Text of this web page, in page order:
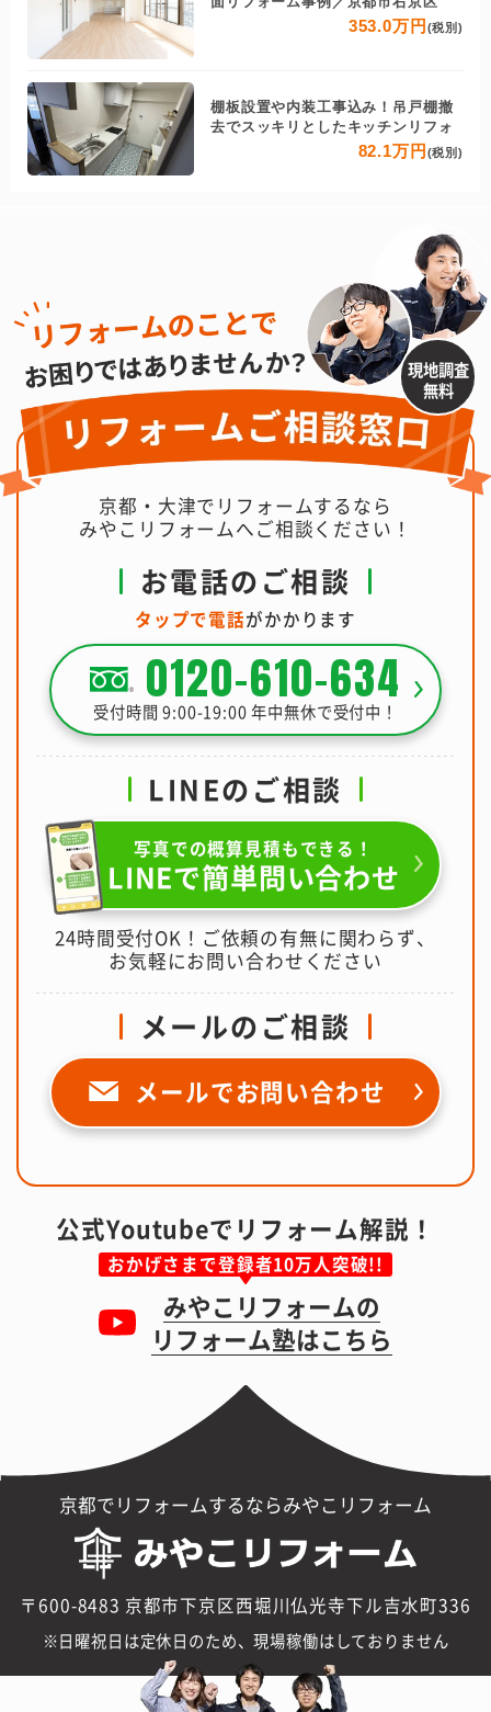
353.0万円 (税別)
棚板設置や内装工事込み！吊戸棚撤
去でスッキリとしたキッチンリフォ
82.1万円 (税別)
現地調査
無料
京都・大津でリフォームするなら
みやこリフォームへご相談ください！
お電話のご相談
タップで電話がかかります
0120-610-634
受付時間 9:00-19:00 年中無休で受付中！
LINEのご相談
写真での概算見積もできる！
LINEで簡単問い合わせ
24時間受付OK！ご依頼の有無に関わらず、
お気軽にお問い合わせください
メールのご相談
メールでお問い合わせ
公式Youtubeでリフォーム解説！
おかげさまで登録者10万人突破!!
みやこリフォームの
リフォーム塾はこちら
京都でリフォームするならみやこリフォーム
〒600-8483 京都市下京区西堀川仏光寺下ル吉水町336
日曜祝日は定休日のため、現場稼働はしておりません